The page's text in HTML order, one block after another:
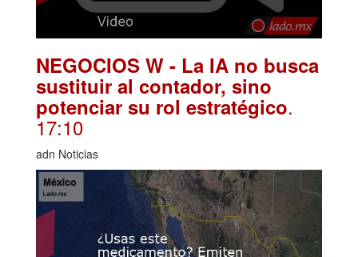
NEGOCIOS W - La IA no busca
sustituir al contador, sino
potenciar su rol estratégico.
17:10
adn Noticias